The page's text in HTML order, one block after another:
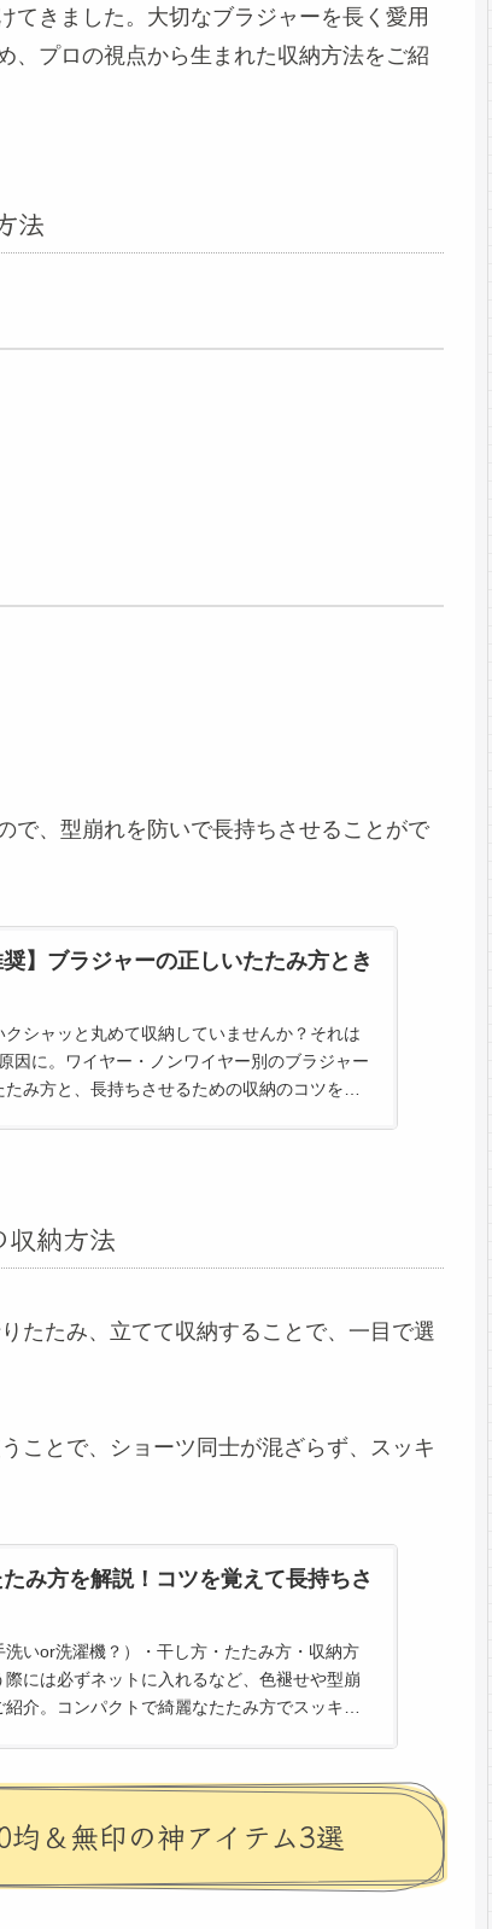
てきました。大切なブラジャーを長く愛用
、プロの視点から生まれた収納方法をご紹
法
で、型崩れを防いで長持ちさせることがで
奨】ブラジャーの正しいたたみ方とき
シャッと丸めて収納していませんか？それは
因に。ワイヤー・ノンワイヤー別のブラジャー
み方と、長持ちさせるための収納のコツを徹
収納方法
たたみ、立てて収納することで、一目で選
ことで、ショーツ同士が混ざらず、スッキ
み方を解説！コツを覚えて長持ちさ
いor洗濯機？）・干し方・たたみ方・収納方
には必ずネットに入れるなど、色褪せや型崩
介。コンパクトで綺麗なたたみ方でスッキリ
＆無印の神アイテム3選